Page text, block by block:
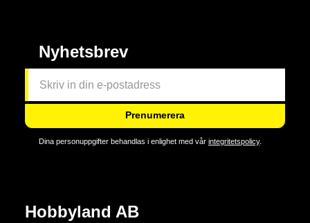
Nyhetsbrev
Prenumerera
Dina personuppgifter behandlas i enlighet med vår integritetspolicy.
Hobbyland AB